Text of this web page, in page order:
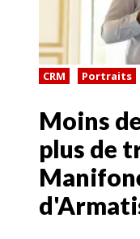
CRM Portraits
Moins
plus de